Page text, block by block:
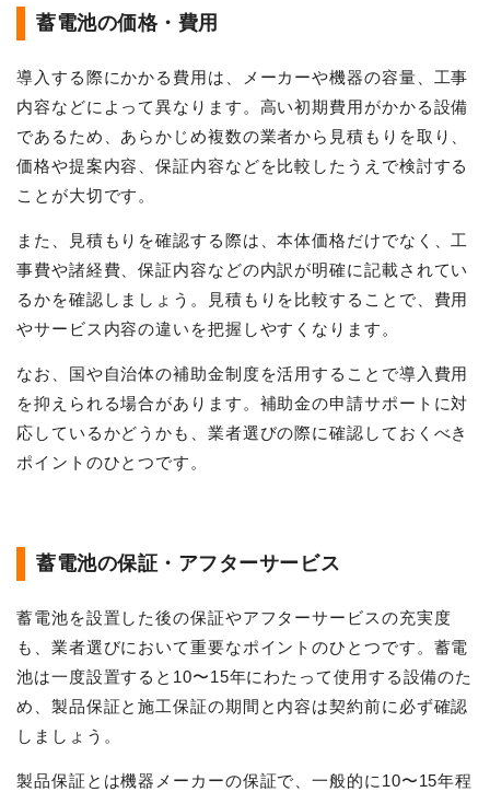
蓄電池の価格・費用
導入する際にかかる費用は、メーカーや機器の容量、工事
内容などによって異なります。高い初期費用がかかる設備
であるため、あらかじめ複数の業者から見積もりを取り、
価格や提案内容、保証内容などを比較したうえで検討する
ことが大切です。
また、見積もりを確認する際は、本体価格だけでなく、工
事費や諸経費、保証内容などの内訳が明確に記載されてい
るかを確認しましょう。見積もりを比較することで、費用
やサービス内容の違いを把握しやすくなります。
なお、国や自治体の補助金制度を活用することで導入費用
を抑えられる場合があります。補助金の申請サポートに対
応しているかどうかも、業者選びの際に確認しておくべき
ポイントのひとつです。
蓄電池の保証・アフターサービス
蓄電池を設置した後の保証やアフターサービスの充実度
も、業者選びにおいて重要なポイントのひとつです。蓄電
池は一度設置すると10〜15年にわたって使用する設備のた
め、製品保証と施工保証の期間と内容は契約前に必ず確認
しましょう。
製品保証とは機器メーカーの保証で、一般的に10〜15年程